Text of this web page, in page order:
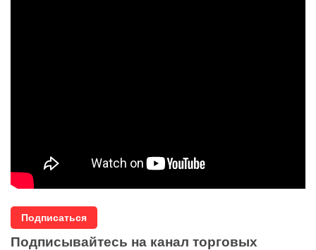
Подписаться
Подписывайтесь на канал торговых